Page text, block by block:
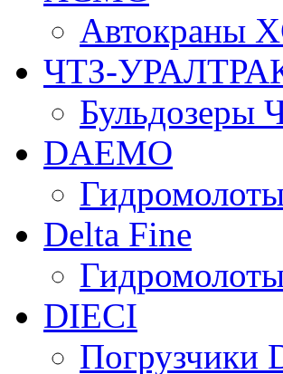
Автокраны
ЧТЗ-
DAEMO
Delta Fine
DIECI
Погрузчики